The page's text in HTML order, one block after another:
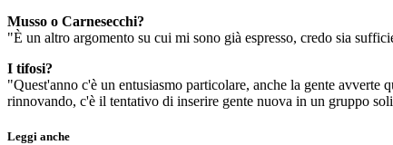
Musso o Carnesecchi?
"È un altro argomento su cui mi sono già espresso, credo sia
I tifosi?
"Quest'anno c'è un entusiasmo particolare, anche la gente avverte
rinnovando, c'è il tentativo di inserire gente nuova in un gruppo
Leggi anche